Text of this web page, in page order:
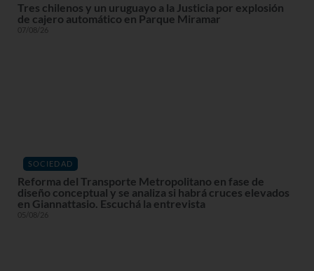
Tres chilenos y un uruguayo a la Justicia por explosión
de cajero automático en Parque Miramar
07/08/26
SOCIEDAD
Reforma del Transporte Metropolitano en fase de
diseño conceptual y se analiza si habrá cruces elevados
en Giannattasio. Escuchá la entrevista
05/08/26